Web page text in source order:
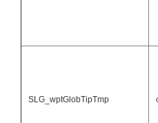
SLG_wptGlobTipTmp